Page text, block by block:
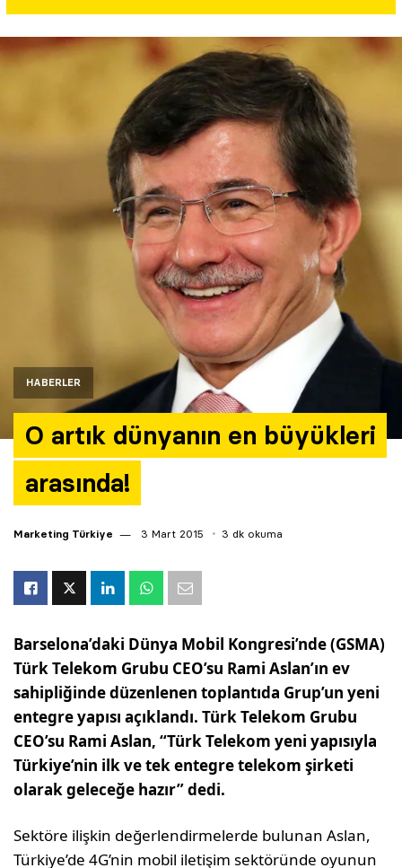
HABERLER
O artık dünyanın en büyükleri
arasında!
Marketing Türkiye 3 Mart 2015 3 dk okuma
Barselona’daki Dünya Mobil Kongresi’nde (GSMA)
Türk Telekom Grubu CEO’su Rami Aslan’ın ev
sahipliğinde düzenlenen toplantıda Grup’un yeni
entegre yapısı açıklandı. Türk Telekom Grubu
CEO’su Rami Aslan, “Türk Telekom yeni yapısıyla
Türkiye’nin ilk ve tek entegre telekom şirketi
olarak geleceğe hazır” dedi.
Sektöre ilişkin değerlendirmelerde bulunan Aslan,
Türkiye’de 4G’nin mobil iletişim sektöründe oyunun